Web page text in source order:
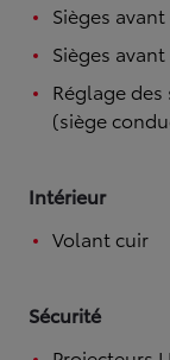
Sièges
Sièges
Réglage
(siège
Intérieur
Volant cuir
Sécurité